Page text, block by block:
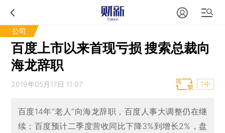
公司
百度上市以来首现亏损 搜索总裁向
海龙辞职
2019年05月17日 11:07 T中
百度14年“老人”向海龙辞职，百度人事大调整仍在继
续；百度预计二季度营收同比下降3%到增长2%，盘